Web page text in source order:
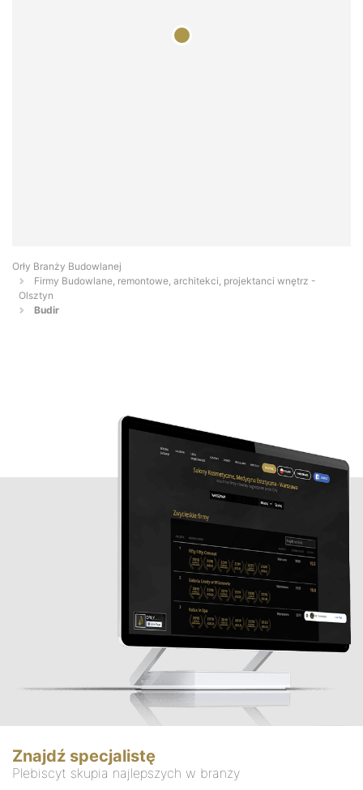
Orły Branży Budowlanej
Firmy Budowlane, remontowe, architekci, projektanci wnętrz -
Olsztyn
Budir
Znajdź specjalistę
Plebiscyt skupia najlepszych w branży